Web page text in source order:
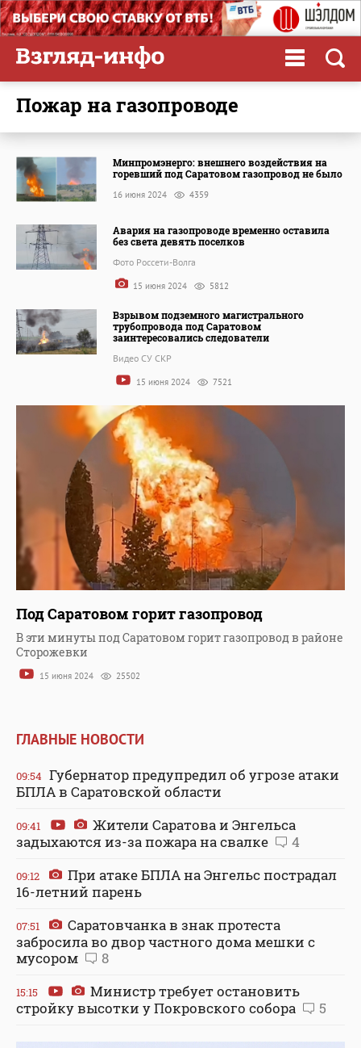
пожар на газопроводе
Минпромэнерго: внешнего воздействия на
горевший под Саратовом газопровод не было
16 июня 2024 4359
Авария на газопроводе временно оставила
без света девять поселков
Фото Россети-Волга
15 июня 2024 5812
Взрывом подземного магистрального
трубопровода под Саратовом
заинтересовались следователи
Видео СУ СКР
15 июня 2024 7521
Под Саратовом горит газопровод
В эти минуты под Саратовом горит газопровод в районе
Сторожевки
15 июня 2024 25502
ГЛАВНЫЕ НОВОСТИ
09:54 Губернатор предупредил об угрозе атаки
БПЛА в Саратовской области
09:41
Жители Саратова и Энгельса
задыхаются из-за пожара на свалке
4
09:12
При атаке БПЛА на Энгельс пострадал
16-летний парень
07:51
Саратовчанка в знак протеста
забросила во двор частного дома мешки с
мусором
8
15:15
Министр требует остановить
стройку высотки у Покровского собора
5